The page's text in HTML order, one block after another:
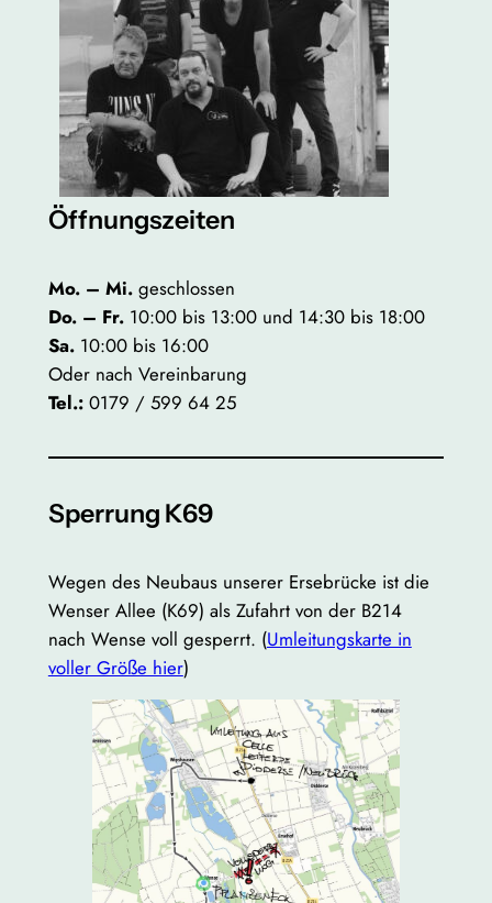
Öffnungszeiten
Mo. – Mi.geschlossen
Do. – Fr. 10:00 bis 13:00 und 14:30 bis 18:00
Sa.10:00 bis 16:00
Oder nach Vereinbarung
Tel.:0179 / 599 64 25
Sperrung K69
Wegen des Neubaus unserer Ersebrücke ist die
Wenser Allee (K69) als Zufahrt von der B214
nach Wense voll gesperrt. (Umleitungskarte in
voller Größe hier)